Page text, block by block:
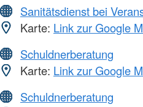
Sanitätsdienst bei
Karte: Link zur Google
Schuldnerberatung
Karte: Link zur Google
Schuldnerberatung